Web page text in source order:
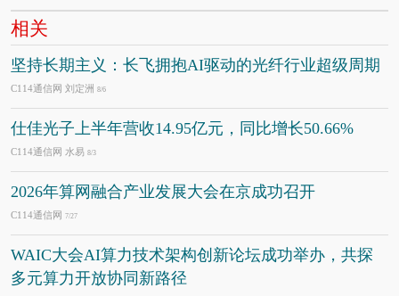
相关
坚持长期主义：长飞拥抱AI驱动的光纤行业超级周期
C114通信网 刘定洲 8/6
仕佳光子上半年营收14.95亿元，同比增长50.66%
C114通信网 水易 8/3
2026年算网融合产业发展大会在京成功召开
C114通信网 7/27
WAIC大会AI算力技术架构创新论坛成功举办，共探
多元算力开放协同新路径